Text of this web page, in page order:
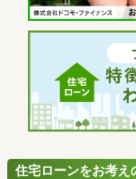
住宅ローンをお考え